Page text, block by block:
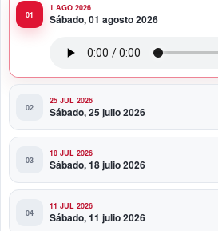
11:47 PM
Toque Profundo celebra 37
1 AGO 2026
Sábado, 01 agosto 2026
25 JUL 2026
Sábado, 25 julio 2026
18 JUL 2026
Sábado, 18 julio 2026
11 JUL 2026
Sábado, 11 julio 2026